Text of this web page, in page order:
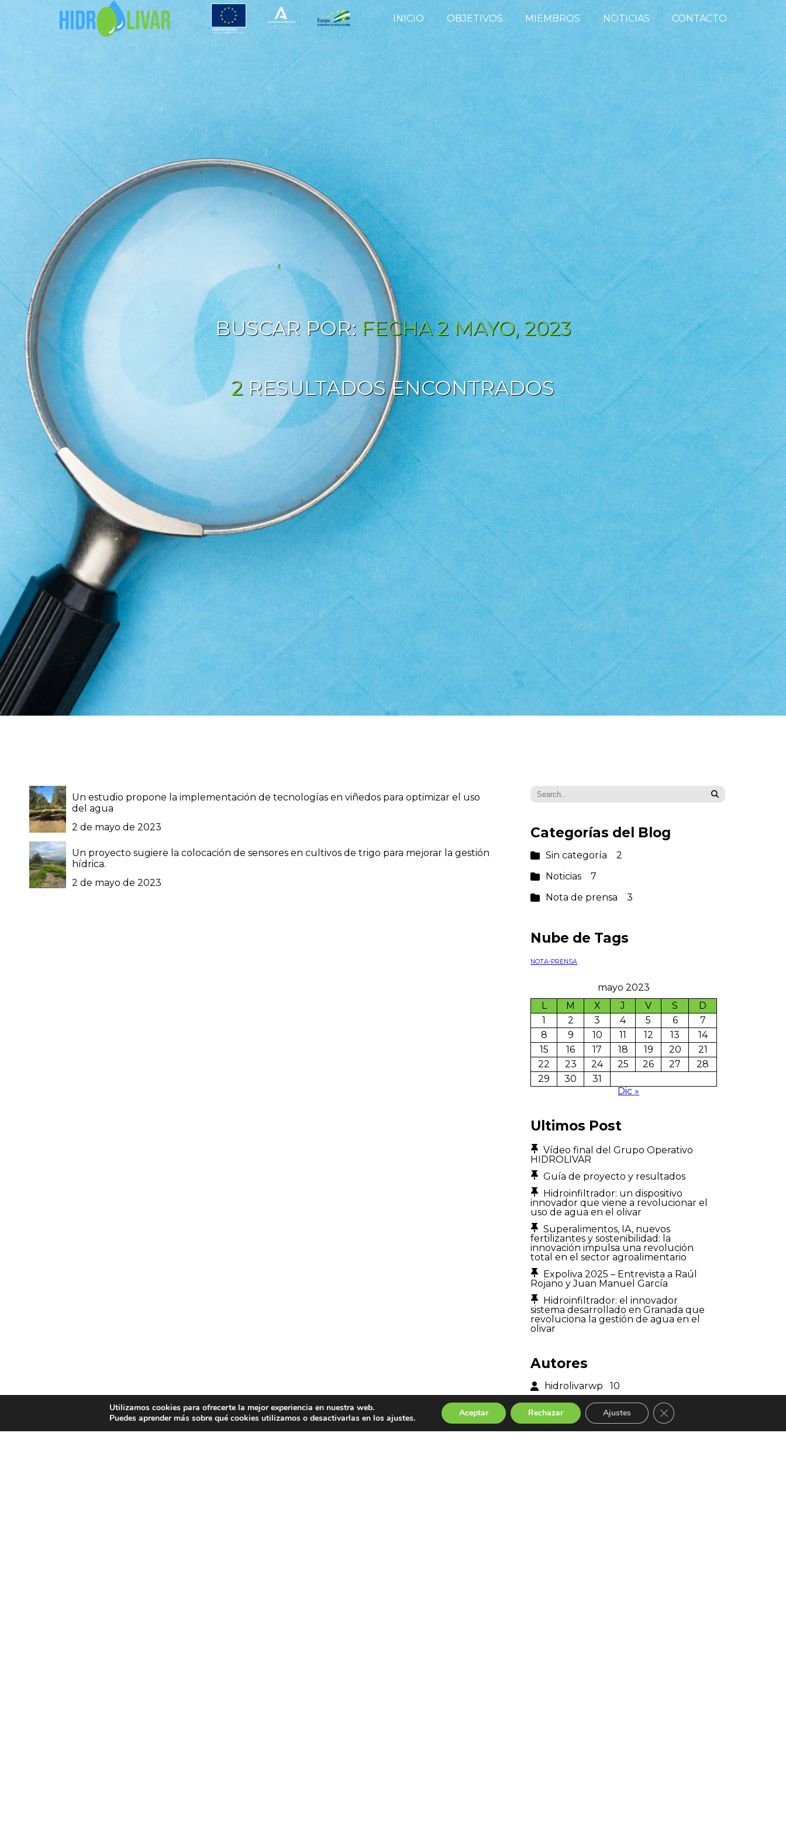
INICIO OBJETIVOS MIEMBROS NOTICIAS CONTACTO
BUSCAR POR: FECHA 2 MAYO, 2023
2RESULTADOS ENCONTRADOS
Un estudio propone la implementación de tecnologías en viñedos para optimizar el uso
del agua
2 de mayo de 2023
Un proyecto sugiere la colocación de sensores en cultivos de trigo para mejorar la gestión
hídrica.
2 de mayo de 2023
Categorías del Blog
Sin categoría2
Noticias7
Nota de prensa3
Nube de Tags
NOTA-PRENSA
mayo 2023
L
M X J V S
D
1
2 3 4 5 6
7
8
9 10 11 12 13
14
15
16 17 18 19 20
21
22
23 24 25 26 27
28
29
30
31
Dic »
Ultimos Post
Vídeo final del Grupo Operativo
HIDROLIVAR
Guía de proyecto y resultados
Hidroinfiltrador: un dispositivo
innovador que viene a revolucionar el
uso de agua en el olivar
Superalimentos, IA, nuevos
fertilizantes y sostenibilidad: la
innovación impulsa una revolución
total en el sector agroalimentario
Expoliva 2025 – Entrevista a Raúl
Rojano y Juan Manuel García
Hidroinfiltrador: el innovador
sistema desarrollado en Granada que
revoluciona la gestión de agua en el
olivar
Autores
hidrolivarwp10
Páginas
Utilizamos cookies para ofrecerte la mejor experiencia en nuestra web.
Puedes aprender más sobre qué cookies utilizamos o desactivarlas en los ajustes.
Aceptar Rechazar Ajustes Cerrar el banner de cookies